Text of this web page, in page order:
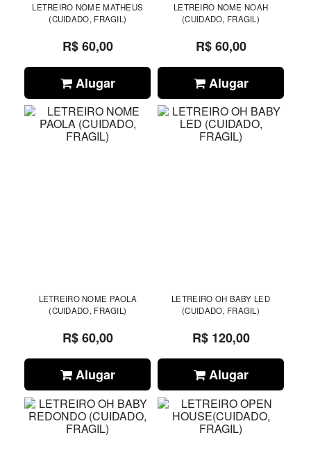
LETREIRO NOME MATHEUS
(CUIDADO, FRAGIL)
R$ 60,00
Alugar
LETREIRO NOME NOAH
(CUIDADO, FRAGIL)
R$ 60,00
Alugar
LETREIRO NOME PAOLA
(CUIDADO, FRAGIL)
R$ 60,00
Alugar
LETREIRO OH BABY LED
(CUIDADO, FRAGIL)
R$ 120,00
Alugar